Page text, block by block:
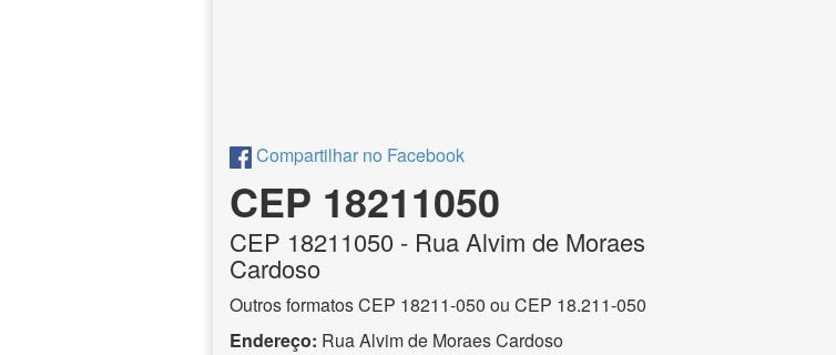
Compartilhar no Facebook
CEP 18211050
CEP 18211050 - Rua Alvim de Moraes
Cardoso
Outros formatos CEP 18211-050 ou CEP 18.211-050
Endereço: Rua Alvim de Moraes Cardoso